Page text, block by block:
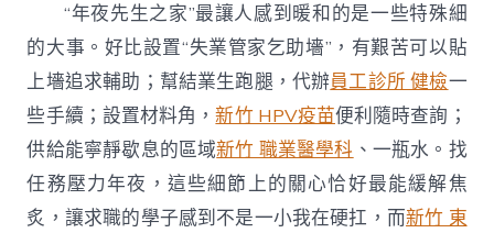
“年夜先生之家”最讓人感到暖和的是一些特殊細
的大事。好比設置“失業管家乞助墻”，有艱苦可以貼
上墻追求輔助；幫結業生跑腿，代辦員工診所 健檢一
些手續；設置材料角，新竹 HPV疫苗便利隨時查詢；
供給能寧靜歇息的區域新竹 職業醫學科 、一瓶水。找
任務壓力年夜，這些細節上的關心恰好最能緩解焦
炙，讓求職的學子感到不是一小我在硬扛，而新竹 東